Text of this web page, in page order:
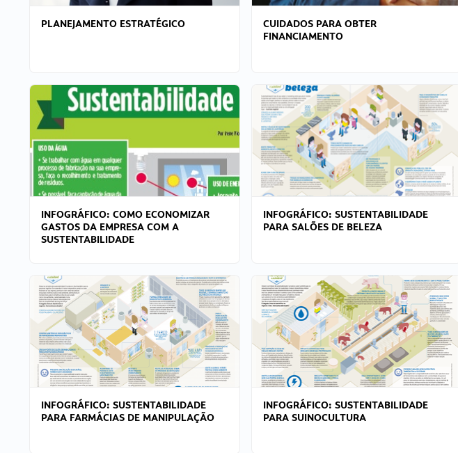
PLANEJAMENTO ESTRATÉGICO
CUIDADOS PARA OBTER
FINANCIAMENTO
INFOGRÁFICO: COMO ECONOMIZAR
GASTOS DA EMPRESA COM A
SUSTENTABILIDADE
INFOGRÁFICO: SUSTENTABILIDADE
PARA SALÕES DE BELEZA
INFOGRÁFICO: SUSTENTABILIDADE
PARA FARMÁCIAS DE MANIPULAÇÃO
INFOGRÁFICO: SUSTENTABILIDADE
PARA SUINOCULTURA